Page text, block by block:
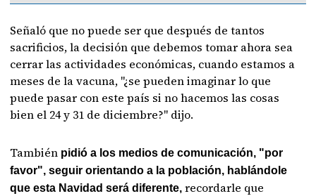
Señaló que no puede ser que después de tantos
sacrificios, la decisión que debemos tomar ahora sea
cerrar las actividades económicas, cuando estamos a
meses de la vacuna, "¿se pueden imaginar lo que
puede pasar con este país si no hacemos las cosas
bien el 24 y 31 de diciembre?" dijo.
También pidió a los medios de comunicación, "por
favor", seguir orientando a la población, hablándole
que esta Navidad será diferente, recordarle que